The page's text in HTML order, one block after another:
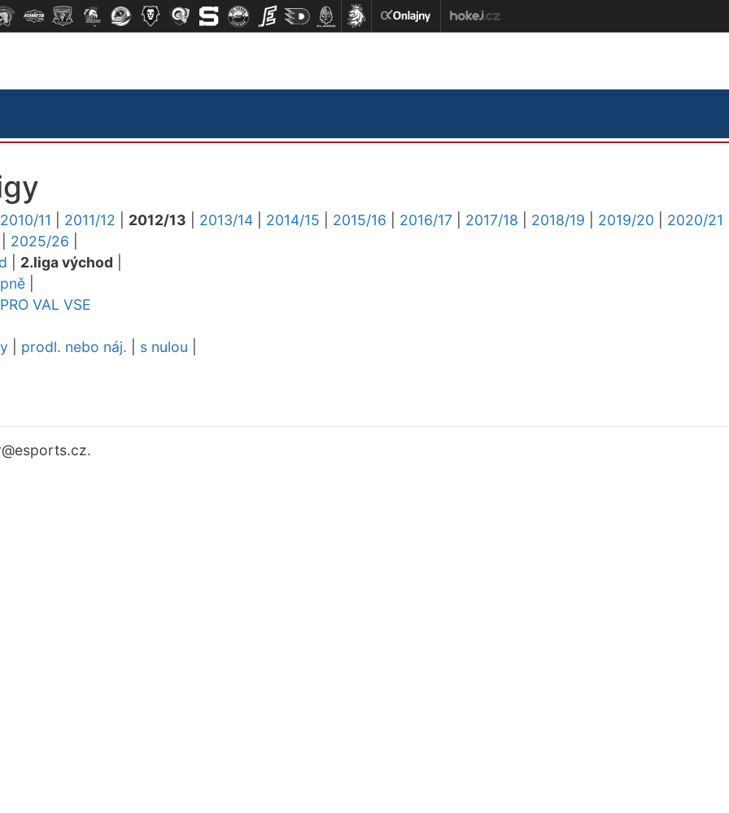
2010/11 2011/12 2012/13 2013/14 2014/15 2015/16 2016/17 2017/18 2018/19 2019/20
2020/21
2025/26
2.liga východ
PRO VAL VSE
prodl. nebo náj. s nulou
@esports.cz.